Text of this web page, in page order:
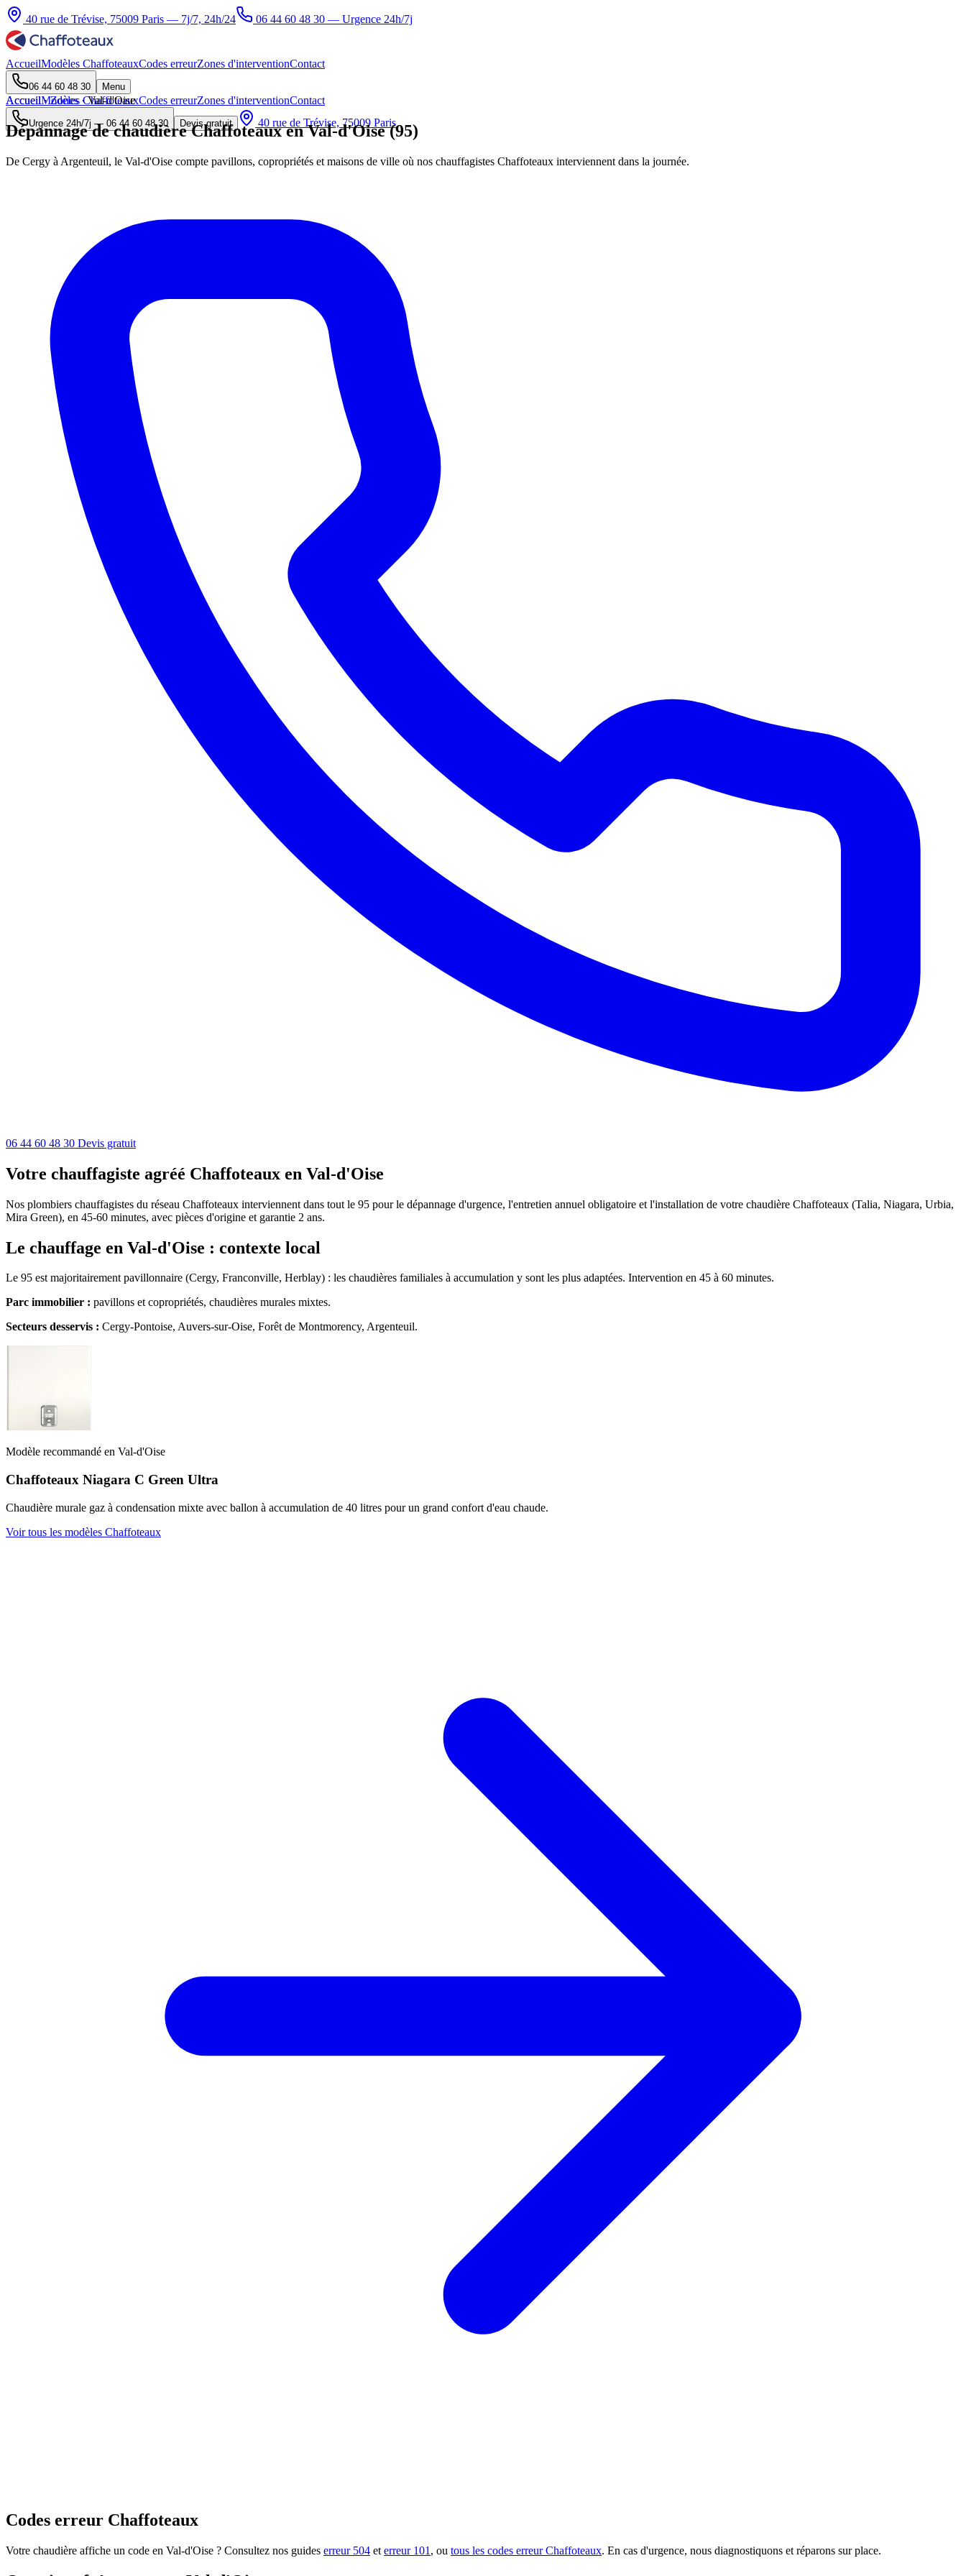
40 rue de Trévise, 75009 Paris — 7j/7, 24h/24 06 44 60 48 30 — Urgence 24h/7j
AccueilModèles ChaffoteauxCodes erreurZones d'interventionContact
06 44 60 48 30 Menu
AccueilModèles ChaffoteauxCodes erreurZones d'interventionContact
Urgence 24h/7j — 06 44 60 48 30 Devis gratuit 40 rue de Trévise, 75009 Paris
Accueil·Zones·Val-d'Oise
Dépannage de chaudière Chaffoteaux en Val-d'Oise (95)
De Cergy à Argenteuil, le Val-d'Oise compte pavillons, copropriétés et maisons de ville où nos chauffagistes Chaffoteaux interviennent dans la journée.
06 44 60 48 30 Devis gratuit
Votre chauffagiste agréé Chaffoteaux en Val-d'Oise
Nos plombiers chauffagistes du réseau Chaffoteaux interviennent dans tout le 95 pour le dépannage d'urgence, l'entretien annuel obligatoire et l'installation de votre chaudière Chaffoteaux (Talia, Niagara, Urbia,
Mira Green), en 45-60 minutes, avec pièces d'origine et garantie 2 ans.
Le chauffage en Val-d'Oise : contexte local
Le 95 est majoritairement pavillonnaire (Cergy, Franconville, Herblay) : les chaudières familiales à accumulation y sont les plus adaptées. Intervention en 45 à 60 minutes.
Parc immobilier : pavillons et copropriétés, chaudières murales mixtes.
Secteurs desservis : Cergy-Pontoise, Auvers-sur-Oise, Forêt de Montmorency, Argenteuil.
Modèle recommandé en Val-d'Oise
Chaffoteaux Niagara C Green Ultra
Chaudière murale gaz à condensation mixte avec ballon à accumulation de 40 litres pour un grand confort d'eau chaude.
Voir tous les modèles Chaffoteaux
Codes erreur Chaffoteaux
Votre chaudière affiche un code en Val-d'Oise ? Consultez nos guides erreur 504 et erreur 101 , ou tous les codes erreur Chaffoteaux. En cas d'urgence, nous diagnostiquons et réparons sur place.